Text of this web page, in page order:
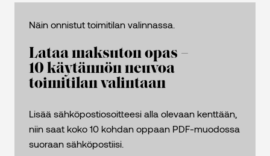
Näin onnistut toimitilan valinnassa.
Lataa maksuton opas –
10 käytännön neuvoa
toimitilan valintaan
Lisää sähköpostiosoitteesi alla olevaan kenttään,
niin saat koko 10 kohdan oppaan PDF-muodossa
suoraan sähköpostiisi.